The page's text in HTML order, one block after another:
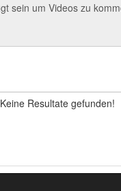
Keine Resultate gefunden!